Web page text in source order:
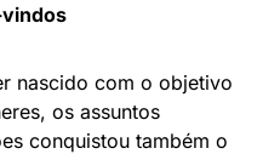
nascido com o objetivo
os assuntos
conquistou também o